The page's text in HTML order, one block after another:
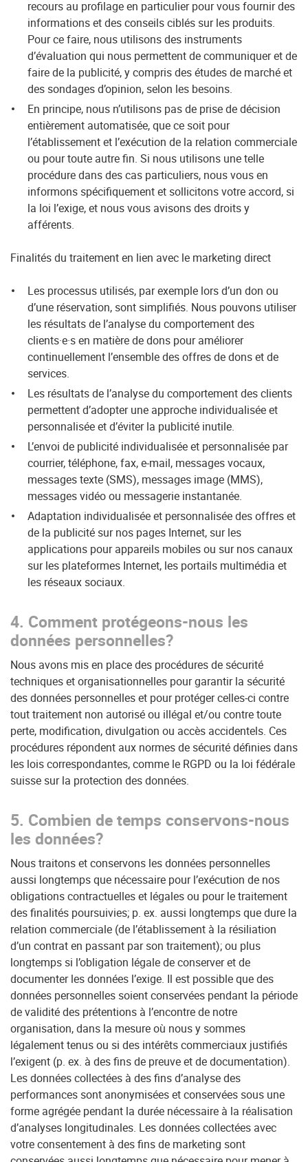
recours au profilage en particulier pour vous fournir des
informations et des conseils ciblés sur les produits.
Pour ce faire, nous utilisons des instruments
d’évaluation qui nous permettent de communiquer et de
faire de la publicité, y compris des études de marché et
des sondages d’opinion, selon les besoins.
En principe, nous n’utilisons pas de prise de décision
entièrement automatisée, que ce soit pour
l’établissement et l’exécution de la relation commerciale
ou pour toute autre fin. Si nous utilisons une telle
procédure dans des cas particuliers, nous vous en
informons spécifiquement et sollicitons votre accord, si
la loi l’exige, et nous vous avisons des droits y
afférents.
Finalités du traitement en lien avec le marketing direct
Les processus utilisés, par exemple lors d’un don ou
d’une réservation, sont simplifiés. Nous pouvons utiliser
les résultats de l’analyse du comportement des
clients·e·s en matière de dons pour améliorer
continuellement l’ensemble des offres de dons et de
services.
Les résultats de l’analyse du comportement des clients
permettent d’adopter une approche individualisée et
personnalisée et d’éviter la publicité inutile.
L’envoi de publicité individualisée et personnalisée par
courrier, téléphone, fax, e-mail, messages vocaux,
messages texte (SMS), messages image (MMS),
messages vidéo ou messagerie instantanée.
Adaptation individualisée et personnalisée des offres et
de la publicité sur nos pages Internet, sur les
applications pour appareils mobiles ou sur nos canaux
sur les plateformes Internet, les portails multimédia et
les réseaux sociaux.
4. Comment protégeons-nous les
données personnelles?
Nous avons mis en place des procédures de sécurité
techniques et organisationnelles pour garantir la sécurité
des données personnelles et pour protéger celles-ci contre
tout traitement non autorisé ou illégal et/ou contre toute
perte, modification, divulgation ou accès accidentels. Ces
procédures répondent aux normes de sécurité définies dans
les lois correspondantes, comme le RGPD ou la loi fédérale
suisse sur la protection des données.
5. Combien de temps conservons-nous
les données?
Nous traitons et conservons les données personnelles
aussi longtemps que nécessaire pour l’exécution de nos
obligations contractuelles et légales ou pour le traitement
des finalités poursuivies; p. ex. aussi longtemps que dure la
relation commerciale (de l’établissement à la résiliation
d’un contrat en passant par son traitement); ou plus
longtemps si l’obligation légale de conserver et de
documenter les données l’exige. Il est possible que des
données personnelles soient conservées pendant la période
de validité des prétentions à l’encontre de notre
organisation, dans la mesure où nous y sommes
légalement tenus ou si des intérêts commerciaux justifiés
l’exigent (p. ex. à des fins de preuve et de documentation).
Les données collectées à des fins d’analyse des
performances sont anonymisées et conservées sous une
forme agrégée pendant la durée nécessaire à la réalisation
d’analyses longitudinales. Les données collectées avec
votre consentement à des fins de marketing sont